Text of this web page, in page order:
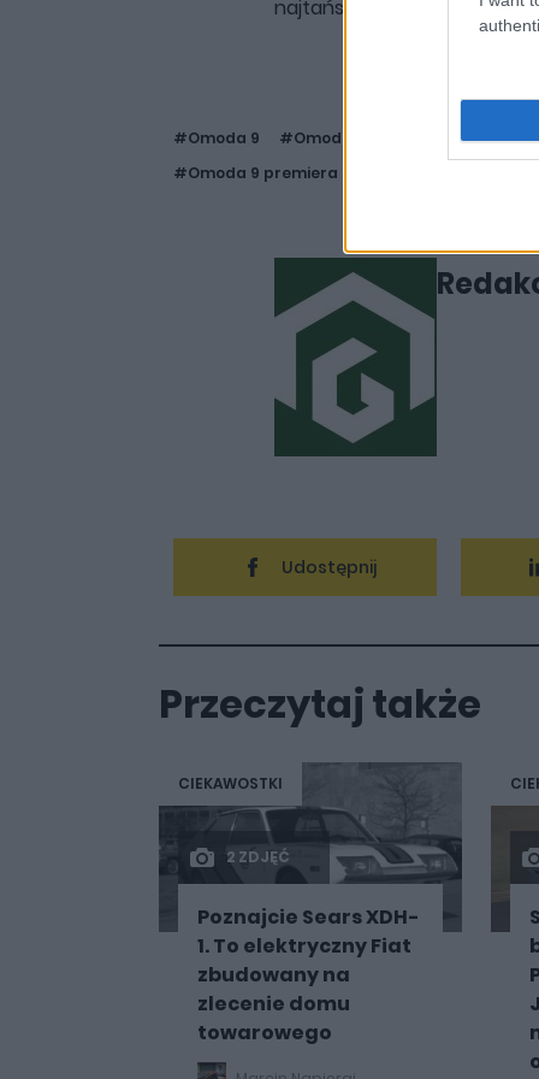
najtańszy model, ale z
#Omoda 9 #Omoda 9 2025 #Omoda 9
#Omoda 9 premiera
Udostępnij
Przeczytaj także
CIEKAWOSTKI
2 ZDJĘĆ
Poznajcie Sears XDH-
1. To elektryczny Fiat
zbudowany na
zlecenie domu
towarowego